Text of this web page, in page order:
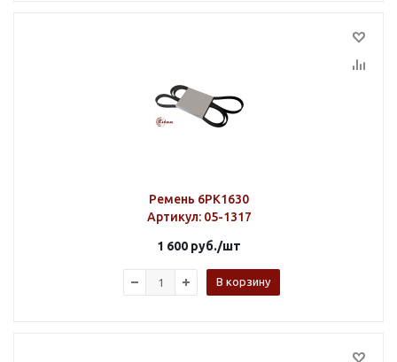
Ремень 6PK1630
Артикул: 05-1317
1 600 руб./шт
В корзину